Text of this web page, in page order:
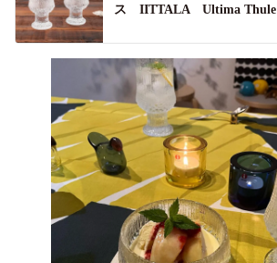
ス IITTALA Ultima Thule